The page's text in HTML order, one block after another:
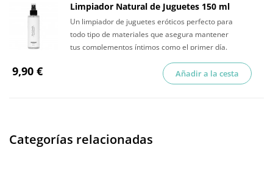
Limpiador Natural de Juguetes 150 ml
Un limpiador de juguetes eróticos perfecto para
todo tipo de materiales que asegura mantener
tus complementos íntimos como el primer día.
9,90 € Añadir a la cesta
Categorías relacionadas